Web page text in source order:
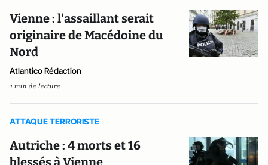
Vienne : l'assaillant serait
originaire de Macédoine du
Nord
Atlantico Rédaction
1 min de lecture
ATTAQUE TERRORISTE
Autriche : 4 morts et 16
blessés à Vienne